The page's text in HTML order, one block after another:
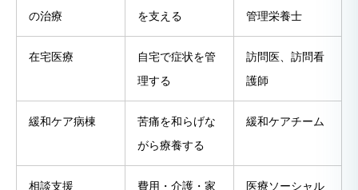
の治療
を支える
管理栄養士
在宅医療
自宅で症状を管
理する
訪問医、訪問看
護師
緩和ケア病棟
苦痛を和らげな
がら療養する
緩和ケアチーム
相談支援
費用・介護・家
医療ソーシャル